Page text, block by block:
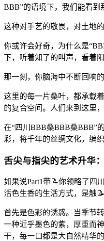
BBB”的语境下，我们能看到
这种对手艺的敬畏，对土地
你或许会好奇，为什么是
下，听着知了的叫声，看着
那一刻，你脑海中不断回响
这里的每一片桑叶，都承载
的复合空间。人们来到这里
在“四川BBB桑BBB桑BBB”
彩，将千年的丝绸文化，编
舌尖与指尖的艺术升华
如果说Part1带📝你领略了四
活色生香的生活方式，是触
首先是色彩的诱惑。当季节
一种近乎墨色的紫，厚重而
干，每一口都是大自然精华的